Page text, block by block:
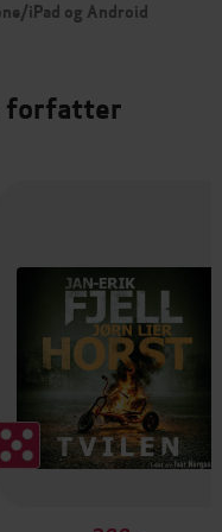
iPad og Android
forfatter